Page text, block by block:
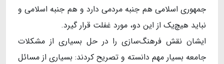
جمهوری اسلامی هم جنبه مردمی دارد و هم جنبه اسلامی و
نباید هیچ‌یک از این دو، مورد غفلت قرار گیرد.
ایشان نقش فرهنگ‌سازی را در حل بسیاری از مشکلات
جامعه بسیار مهم دانسته و تصریح کردند: بسیاری از مسائل